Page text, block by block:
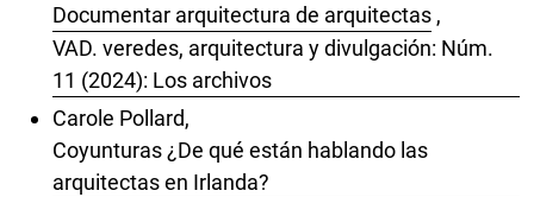
Documentar arquitectura de arquitectas ,
VAD. veredes, arquitectura y divulgación: Núm.
11 (2024): Los archivos
Carole Pollard,
Coyunturas ¿De qué están hablando las
arquitectas en Irlanda?